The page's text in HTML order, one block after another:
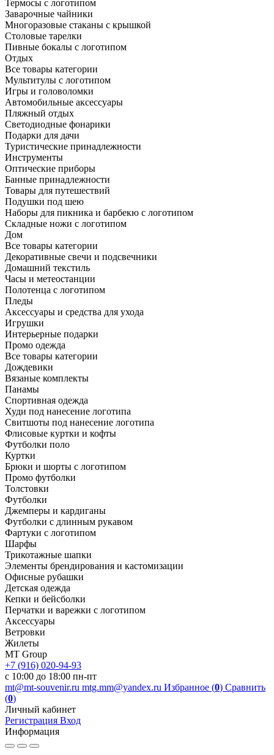
Термосы с логотипом
Заварочные чайники
Многоразовые стаканы с крышкой
Столовые тарелки
Пивные бокалы с логотипом
Отдых
Все товары категории
Мультитулы с логотипом
Игры и головоломки
Автомобильные аксессуары
Пляжный отдых
Светодиодные фонарики
Подарки для дачи
Туристические принадлежности
Инструменты
Оптические приборы
Банные принадлежности
Товары для путешествий
Подушки под шею
Наборы для пикника и барбекю с логотипом
Складные ножи с логотипом
Дом
Все товары категории
Декоративные свечи и подсвечники
Домашний текстиль
Часы и метеостанции
Полотенца с логотипом
Пледы
Аксессуары и средства для ухода
Игрушки
Интерьерные подарки
Промо одежда
Все товары категории
Дождевики
Вязаные комплекты
Панамы
Спортивная одежда
Худи под нанесение логотипа
Свитшоты под нанесение логотипа
Флисовые куртки и кофты
Футболки поло
Куртки
Брюки и шорты с логотипом
Промо футболки
Толстовки
Футболки
Джемперы и кардиганы
Футболки с длинным рукавом
Фартуки с логотипом
Шарфы
Трикотажные шапки
Элементы брендирования и кастомизации
Офисные рубашки
Детская одежда
Кепки и бейсболки
Перчатки и варежки с логотипом
Аксессуары
Ветровки
Жилеты
MT Group
+7 (916) 020-94-93
с 10:00 до 18:00 пн-пт
mt@mt-souvenir.ru mtg.mm@yandex.ru Избранное (0) Сравнить
(0)
Личный кабинет
Регистрация Вход
Информация